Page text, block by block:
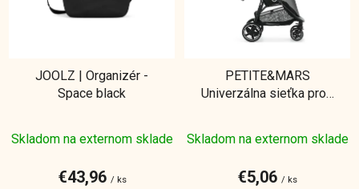
k
JOOLZ | Organizér -
Space black
Skladom na externom sklade
€43,96 / ks
PETITE&MARS
Univerzálna sieťka proti
Skladom na externom sklade
€5,06 / ks